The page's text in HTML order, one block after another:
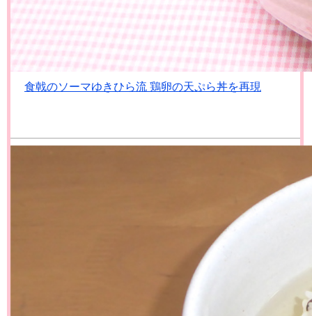
食戟のソーマゆきひら流 鶏卵の天ぷら丼を再現